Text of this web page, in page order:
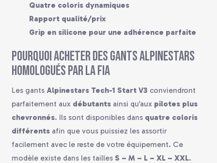
Quatre coloris dynamiques
Rapport qualité/prix
Grip en silicone pour une adhérence parfaite
Pourquoi acheter des gants Alpinestars
homologués par la FIA
Les gants Alpinestars Tech-1 Start V3 conviendront
parfaitement aux débutants ainsi qu’aux pilotes plus
chevronnés. Ils sont disponibles dans quatre coloris
différents afin que vous puissiez les assortir
facilement avec le reste de votre équipement. Ce
modèle existe dans les tailles S – M – L – XL – XXL.